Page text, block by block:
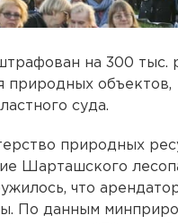
на 300 тыс.
природных объектов,
суда.
природных
Шарташского
что
По данным